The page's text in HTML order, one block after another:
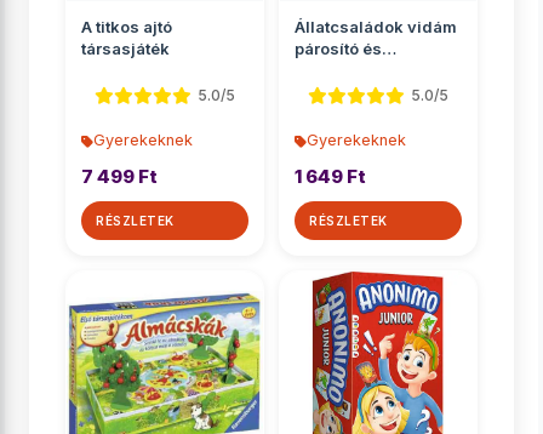
A titkos ajtó
társasjáték
5.0/5
Gyerekeknek
7 499 Ft
RÉSZLETEK
Állatcsaládok vidám
párosító és
5.0/5
Gyerekeknek
1 649 Ft
RÉSZLETEK